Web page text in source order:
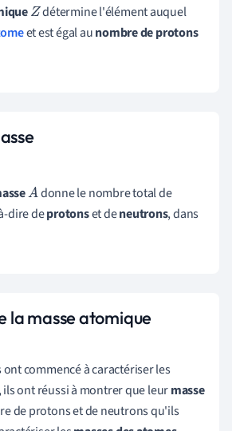
Z détermine l'élément auquel
et est égal aunombre de protons
A donne le nombre total de
dire deprotonset deneutrons, dans
la masse atomique
commencé à caractériser les
ont réussi à montrer que leurmasse
de protons et de neutrons qu'ils